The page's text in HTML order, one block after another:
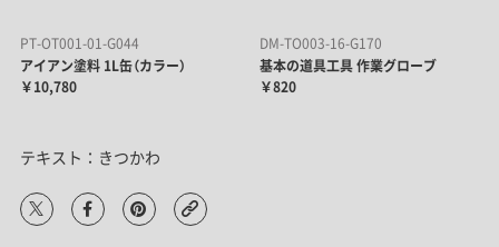
PT-OT001-01-G044
アイアン塗料 1L缶（カラー）
￥10,780
DM-TO003-16-G170
基本の道具工具 作業グローブ
￥820
テキスト：きつかわ